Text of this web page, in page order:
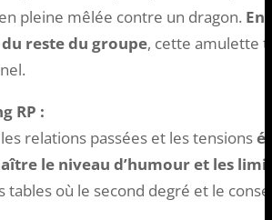
pleine mêlée contre un dragon.
reste du groupe, cette amulette
RP :
relations passées et les tensions
le niveau d’humour et les
tables où le second degré et le